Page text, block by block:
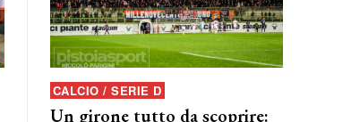
CALCIO / SERIE D
Un girone tutto da scoprire: